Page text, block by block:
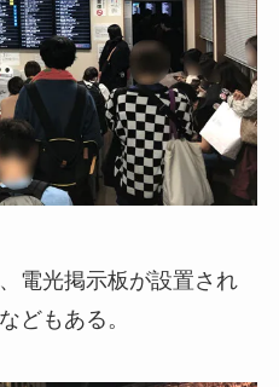
電光掲示板が設置され
どもある。